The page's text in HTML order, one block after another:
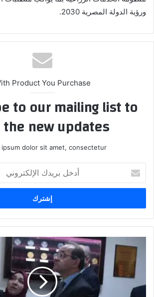
ورؤية الدولة المصرية 2030.
Product You Purchase
to our mailing list to
new updates!
ipsum dolor sit amet, consectetur.
بريدك
الإلكتروني